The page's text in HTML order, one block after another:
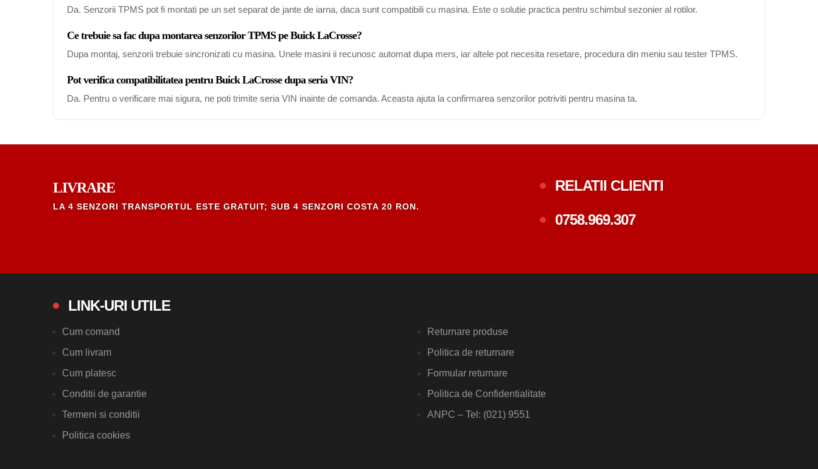
Da. Senzorii TPMS pot fi montati pe un set separat de jante de iarna, daca sunt compatibili cu masina. Este o solutie practica pentru schimbul sezonier al rotilor.
Ce trebuie sa fac dupa montarea senzorilor TPMS pe Buick LaCrosse?
Dupa montaj, senzorii trebuie sincronizati cu masina. Unele masini ii recunosc automat dupa mers, iar altele pot necesita resetare, procedura din meniu sau tester TPMS.
Pot verifica compatibilitatea pentru Buick LaCrosse dupa seria VIN?
Da. Pentru o verificare mai sigura, ne poti trimite seria VIN inainte de comanda. Aceasta ajuta la confirmarea senzorilor potriviti pentru masina ta.
LIVRARE
LA 4 SENZORI TRANSPORTUL ESTE GRATUIT; SUB 4 SENZORI COSTA 20 RON.
RELATII CLIENTI
0758.969.307
LINK-URI UTILE
Cum comand
Cum livram
Cum platesc
Conditii de garantie
Termeni si conditii
Politica cookies
Returnare produse
Politica de returnare
Formular returnare
Politica de Confidentialitate
ANPC – Tel: (021) 9551